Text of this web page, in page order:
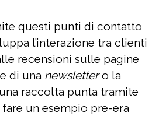
questi punti di contatto
l’interazione tra clienti
recensioni sulle pagine
di una newslettero la
raccolta punta tramite
un esempio pre-era